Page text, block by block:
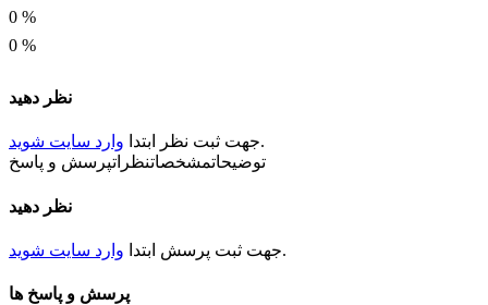
0 %
0 %
نظر دهید
جهت ثبت نظر ابتدا وارد سایت شوید
.
توضیحاتمشخصاتنظراتپرسش و پاسخ
نظر دهید
جهت ثبت پرسش ابتدا وارد سایت شوید .
پرسش و پاسخ ها